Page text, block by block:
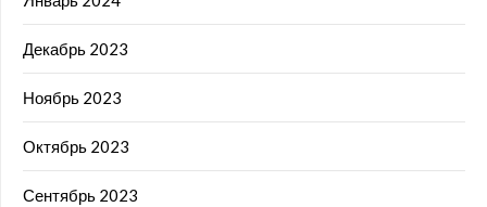
Декабрь 2023
Ноябрь 2023
Октябрь 2023
Сентябрь 2023